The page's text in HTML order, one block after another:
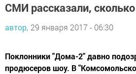
СМИ рассказали,
автор, 29 января 2017 - 06:30
Поклонники "Дома-2" давно
продюсеров шоу. В